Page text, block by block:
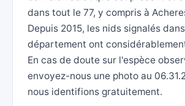
dans tout le 77, y compris à
Depuis 2015, les nids signalés
département ont
En cas de doute sur l'espèce
envoyez-nous une photo au
nous identifions gratuitement.